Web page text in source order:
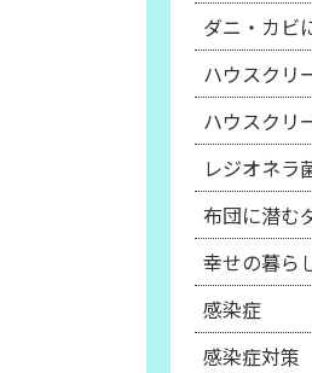
ダニ・カビ
ハウスクリ
ハウスクリ
レジオネラ
布団に潜む
幸せの暮ら
感染症
感染症対策